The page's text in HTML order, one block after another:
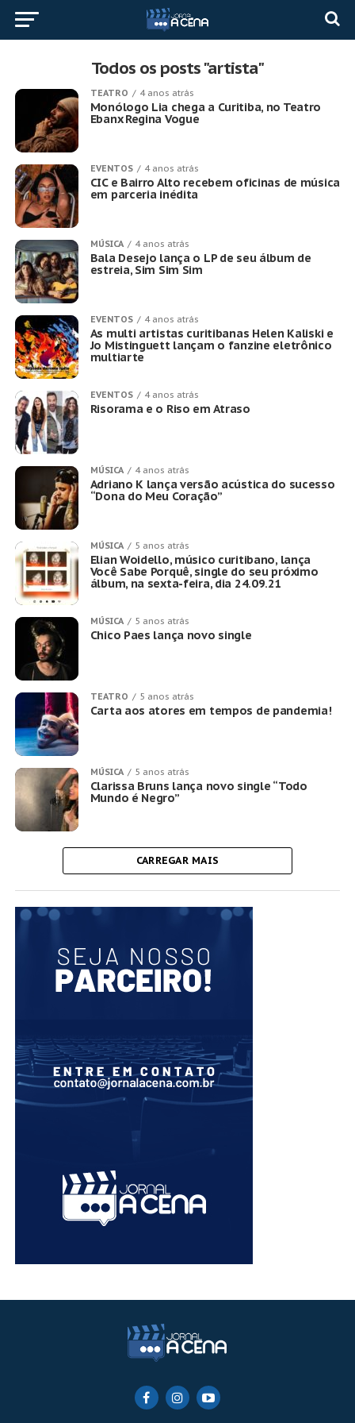
Todos os posts "artista"
TEATRO 4 anos atrás
Monólogo Lia chega a Curitiba, no Teatro
Ebanx Regina Vogue
EVENTOS 4 anos atrás
CIC e Bairro Alto recebem oficinas de música
em parceria inédita
MÚSICA 4 anos atrás
Bala Desejo lança o LP de seu álbum de
estreia, Sim Sim Sim
EVENTOS 4 anos atrás
As multi artistas curitibanas Helen Kaliski e
Jo Mistinguett lançam o fanzine eletrônico
multiarte
EVENTOS 4 anos atrás
Risorama e o Riso em Atraso
MÚSICA 4 anos atrás
Adriano K lança versão acústica do sucesso
“Dona do Meu Coração”
MÚSICA 5 anos atrás
Elian Woidello, músico curitibano, lança
Você Sabe Porquê, single do seu próximo
álbum, na sexta-feira, dia 24.09.21
MÚSICA 5 anos atrás
Chico Paes lança novo single
TEATRO 5 anos atrás
Carta aos atores em tempos de pandemia!
MÚSICA 5 anos atrás
Clarissa Bruns lança novo single “Todo
Mundo é Negro”
CARREGAR MAIS